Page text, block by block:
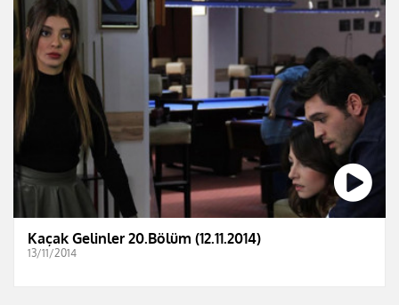
Kaçak Gelinler 20.Bölüm (12.11.2014)
13/11/2014